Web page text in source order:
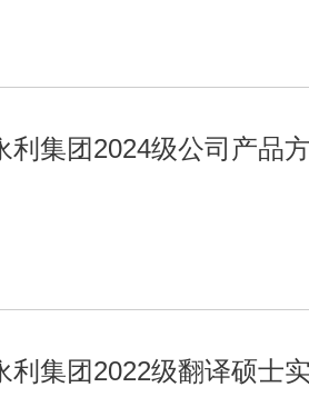
利集团2024级公司产品
利集团2022级翻译硕士